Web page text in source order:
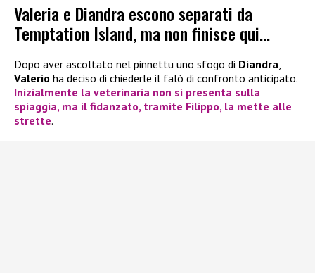
Valeria e Diandra escono separati da
Temptation Island, ma non finisce qui…
Dopo aver ascoltato nel pinnettu uno sfogo di Diandra,
Valerio ha deciso di chiederle il falò di confronto anticipato.
Inizialmente la veterinaria non si presenta sulla
spiaggia, ma il fidanzato, tramite Filippo, la mette alle
strette.